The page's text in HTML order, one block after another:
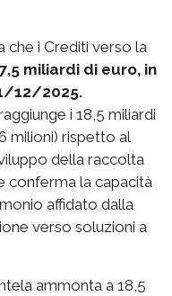
che i Crediti verso la
7,5 miliardi di euro, in
12/2025.
i 18,5 miliardi
milioni) rispetto al
della raccolta
conferma la capacità
affidato dalla
verso soluzioni a
ammonta a 18,5